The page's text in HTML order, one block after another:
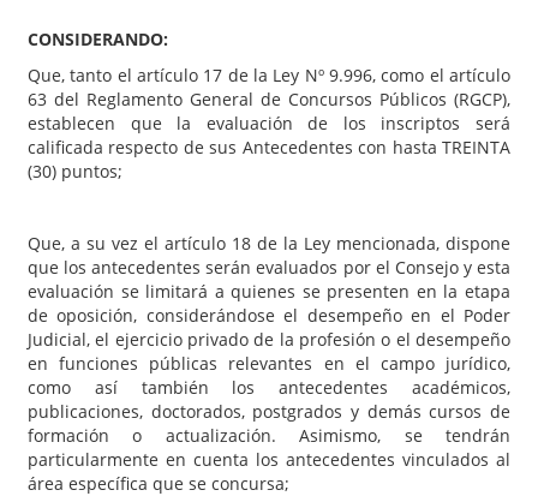
CONSIDERANDO:
Que, tanto el artículo 17 de la Ley Nº 9.996, como el artículo
63 del Reglamento General de Concursos Públicos (RGCP),
establecen que la evaluación de los inscriptos será
calificada respecto de sus Antecedentes con hasta TREINTA
(30) puntos;
Que, a su vez el artículo 18 de la Ley mencionada, dispone
que los antecedentes serán evaluados por el Consejo y esta
evaluación se limitará a quienes se presenten en la etapa
de oposición, considerándose el desempeño en el Poder
Judicial, el ejercicio privado de la profesión o el desempeño
en funciones públicas relevantes en el campo jurídico,
como así también los antecedentes académicos,
publicaciones, doctorados, postgrados y demás cursos de
formación o actualización. Asimismo, se tendrán
particularmente en cuenta los antecedentes vinculados al
área específica que se concursa;